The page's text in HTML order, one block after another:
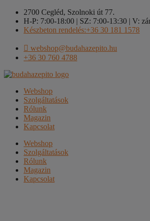
Kilépés
tartalomba
2700 Cegléd, Szolnoki út 77.
H-P: 7:00-18:00 | SZ: 7:00-13:30 | V:
Készbeton rendelés:+36 30 181 1578
webshop@budahazepito.hu
+36 30 760 4788
Webshop
Szolgáltatások
Rólunk
Magazin
Kapcsolat
Webshop
Szolgáltatások
Rólunk
Magazin
Kapcsolat